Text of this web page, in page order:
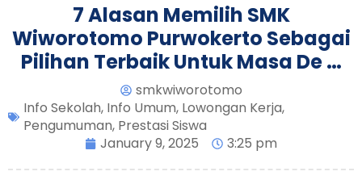
7 Alasan Memilih SMK
Wiworotomo Purwokerto Sebagai
Pilihan Terbaik Untuk Masa De …
smkwiworotomo
Info Sekolah, Info Umum, Lowongan Kerja,
Pengumuman, Prestasi Siswa
January 9, 2025
3:25 pm